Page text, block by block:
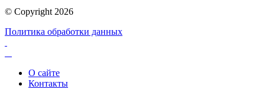
© Copyright 2026
Политика обработки данных
О сайте
Контакты